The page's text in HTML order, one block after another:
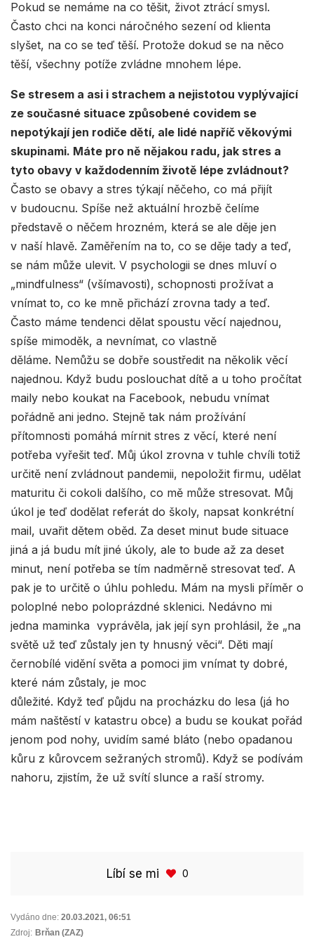
Pokud se nemáme na co těšit, život ztrácí smysl.
Často chci na konci náročného sezení od klienta
slyšet, na co se teď těší. Protože dokud se na něco
těší, všechny potíže zvládne mnohem lépe.
Se stresem a asi i strachem a nejistotou vyplývající
ze současné situace způsobené covidem se
nepotýkají jen rodiče dětí, ale lidé napříč věkovými
skupinami. Máte pro ně nějakou radu, jak stres a
tyto obavy v každodenním životě lépe zvládnout?
Často se obavy a stres týkají něčeho, co má přijít
v budoucnu. Spíše než aktuální hrozbě čelíme
představě o něčem hrozném, která se ale děje jen
v naší hlavě. Zaměřením na to, co se děje tady a teď,
se nám může ulevit. V psychologii se dnes mluví o
„mindfulness“ (všímavosti), schopnosti prožívat a
vnímat to, co ke mně přichází zrovna tady a teď.
Často máme tendenci dělat spoustu věcí najednou,
spíše mimoděk, a nevnímat, co vlastně
děláme. Nemůžu se dobře soustředit na několik věcí
najednou. Když budu poslouchat dítě a u toho pročítat
maily nebo koukat na Facebook, nebudu vnímat
pořádně ani jedno. Stejně tak nám prožívání
přítomnosti pomáhá mírnit stres z věcí, které není
potřeba vyřešit teď. Můj úkol zrovna v tuhle chvíli totiž
určitě není zvládnout pandemii, nepoložit firmu, udělat
maturitu či cokoli dalšího, co mě může stresovat. Můj
úkol je teď dodělat referát do školy, napsat konkrétní
mail, uvařit dětem oběd. Za deset minut bude situace
jiná a já budu mít jiné úkoly, ale to bude až za deset
minut, není potřeba se tím nadměrně stresovat teď. A
pak je to určitě o úhlu pohledu. Mám na mysli příměr o
poloplné nebo poloprázdné sklenici. Nedávno mi
jedna maminka vyprávěla, jak její syn prohlásil, že „na
světě už teď zůstaly jen ty hnusný věci“. Děti mají
černobílé vidění světa a pomoci jim vnímat ty dobré,
které nám zůstaly, je moc
důležité. Když teď půjdu na procházku do lesa (já ho
mám naštěstí v katastru obce) a budu se koukat pořád
jenom pod nohy, uvidím samé bláto (nebo opadanou
kůru z kůrovcem sežraných stromů). Když se podívám
nahoru, zjistím, že už svítí slunce a raší stromy.
Líbí se mi 0
Vydáno dne: 20.03.2021, 06:51
Zdroj: Brňan (ZAZ)